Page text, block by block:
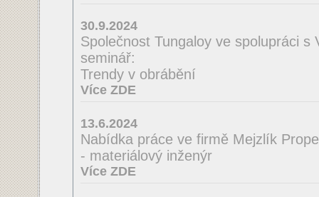
30.9.2024
Společnost Tungaloy ve spolupráci s
seminář:
Trendy v obrábění
Více ZDE
13.6.2024
Nabídka práce ve firmě Mejzlík
- materiálový inženýr
Více ZDE